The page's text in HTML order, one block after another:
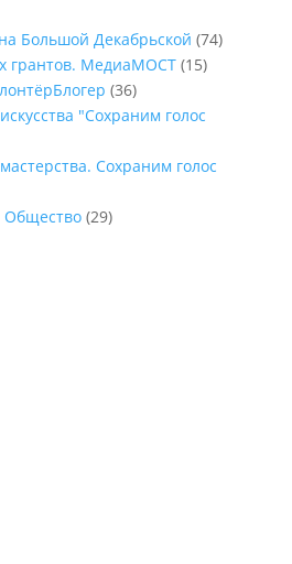
Большой Декабрьской (74)
грантов. МедиаМОСТ(15)
(36)
"Сохраним голос
Сохраним голос
Общество(29)